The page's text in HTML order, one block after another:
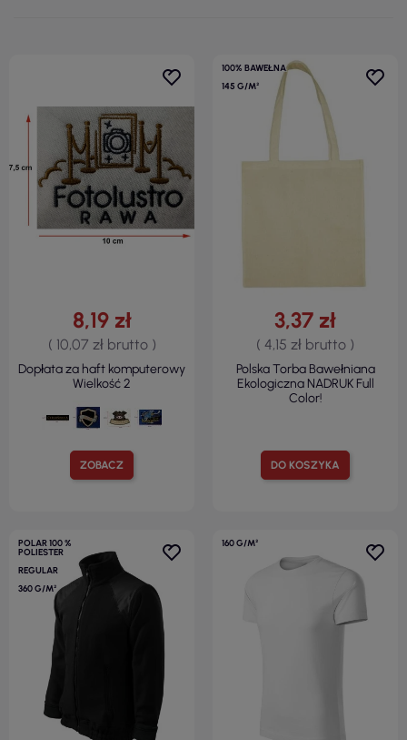
ZOBACZ
8,19 zł
( 10,07 zł brutto )
Dopłata za haft komputerowy
Wielkość 2
100% BAWEŁNA
145 G/M²
DO KOSZYKA
3,37 zł
( 4,15 zł brutto )
Polska Torba Bawełniana
Ekologiczna NADRUK Full
Color!
POLAR 100 %
POLIESTER
REGULAR
360 G/M²
160 G/M²